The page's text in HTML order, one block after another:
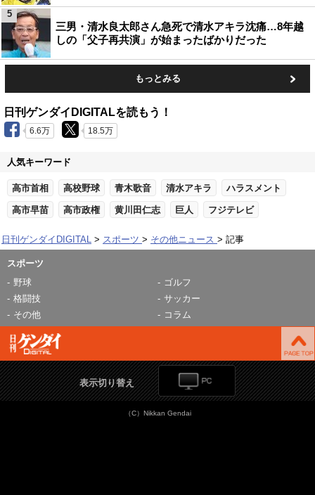
三男・清水良太郎さん急死で清水アキラ沈痛…8年越
しの「父子再共演」が始まったばかりだった
5
もっとみる
日刊ゲンダイDIGITALを読もう！
6.6万 18.5万
人気キーワード
高市首相 高校野球 青木歌音 清水アキラ ハラスメント
高市早苗 高市政権 黄川田仁志 巨人 フジテレビ
日刊ゲンダイDIGITAL スポーツ その他ニュース 記事
スポーツ
野球
ゴルフ
格闘技
サッカー
その他
コラム
表示切り替え
（C）Nikkan Gendai